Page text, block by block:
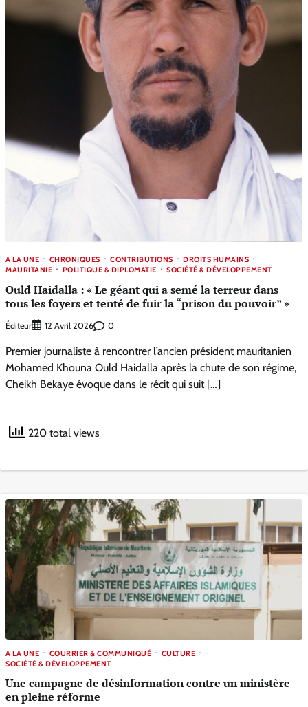
A LA UNE CHRONIQUES CONTRIBUTIONS
DROITS HUMAINS
MAURITANIE
POLITIQUE & DIPLOMATIE SOCIÉTÉ & DÉVELOPPEMENT
Ould Haidalla : « Le géant qui a semé la terreur dans
tous les foyers et tenté de fuir la “prison du pouvoir” »
Éditeur 12 Avril 2026 0
Premier journaliste à rencontrer l’ancien président mauritanien
Mohamed Khouna Ould Haidalla après la chute de son régime,
Cheikh Bekaye évoque dans le récit qui suit […]
220 total views
A LA UNE COURRIER & COMMUNIQUÉ
CULTURE
SOCIÉTÉ & DÉVELOPPEMENT
Une campagne de désinformation contre un ministère
en pleine réforme